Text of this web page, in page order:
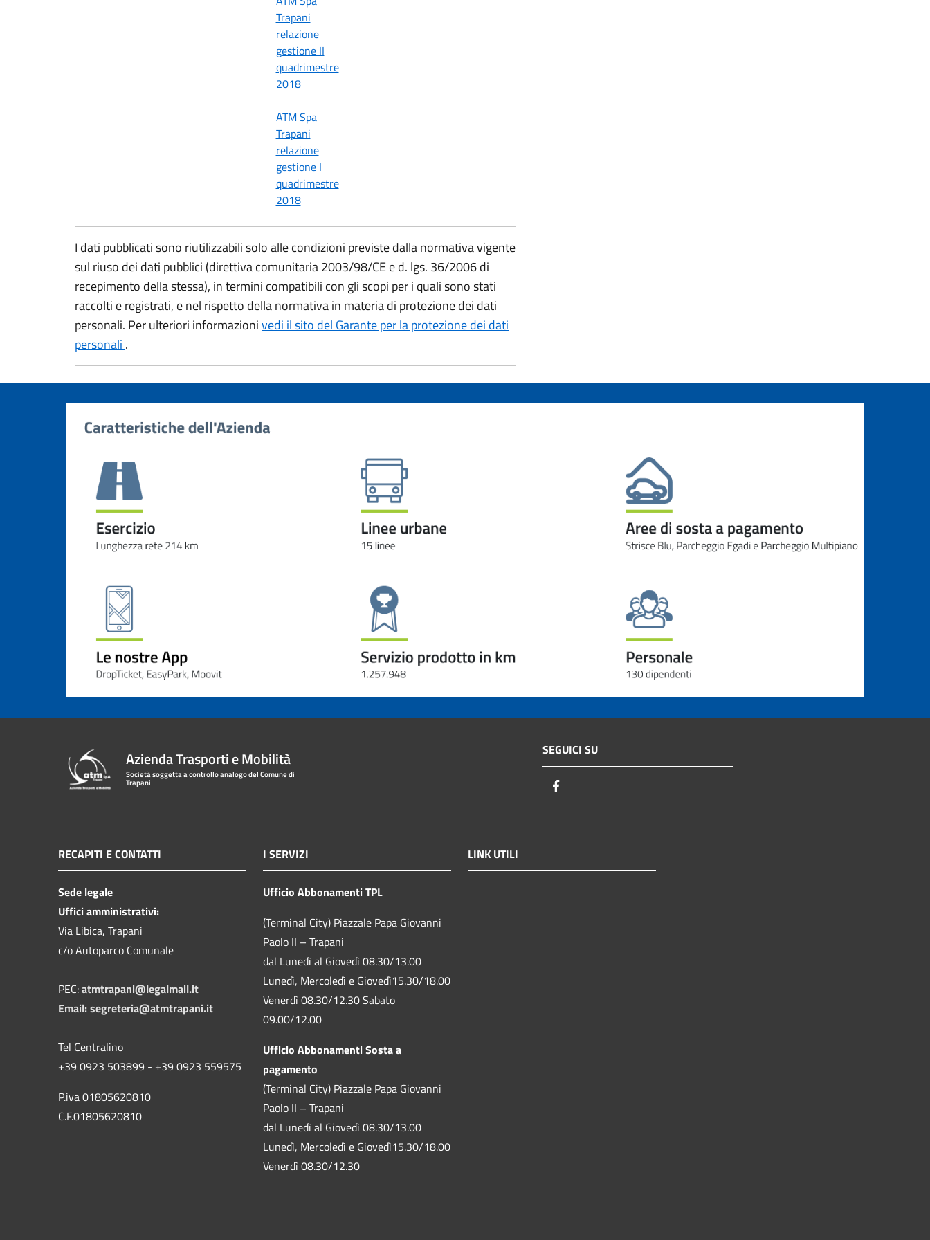
Trapani
relazione
gestione II
quadrimestre
2018
ATM Spa
Trapani
relazione
gestione I
quadrimestre
2018
I dati pubblicati sono riutilizzabili solo alle condizioni previste dalla normativa vigente
sul riuso dei dati pubblici (direttiva comunitaria 2003/98/CE e d. lgs. 36/2006 di
recepimento della stessa), in termini compatibili con gli scopi per i quali sono stati
raccolti e registrati, e nel rispetto della normativa in materia di protezione dei dati
personali. Per ulteriori informazionivedi il sito del Garante per la protezione dei dati
personali .
Azienda Trasporti e Mobilità
Società soggetta a controllo analogo del Comune di
Trapani
SEGUICI SU
RECAPITI E CONTATTI
Sede legale
Uffici amministrativi:
Via Libica, Trapani
c/o Autoparco Comunale
PEC:atmtrapani@legalmail.it
Email:segreteria@atmtrapani.it
Tel Centralino
+39 0923 503899 - +39 0923 559575
P.iva 01805620810
C.F.01805620810
I SERVIZI
Ufficio Abbonamenti TPL
(Terminal City) Piazzale Papa Giovanni
Paolo II – Trapani
dal Lunedì al Giovedì 08.30/13.00
Lunedì, Mercoledì e Giovedì15.30/18.00
Venerdì 08.30/12.30 Sabato
09.00/12.00
Ufficio Abbonamenti Sosta a
pagamento
(Terminal City) Piazzale Papa Giovanni
Paolo II – Trapani
dal Lunedì al Giovedì 08.30/13.00
Lunedì, Mercoledì e Giovedì15.30/18.00
Venerdì 08.30/12.30
LINK UTILI